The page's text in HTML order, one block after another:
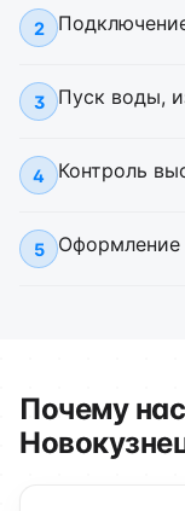
2
3 Пуск воды,
4 Контроль
5 Оформление
Почему